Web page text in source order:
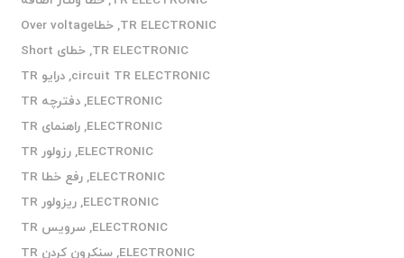
TR ELECTRONIC
,
خطاOver voltage
TR ELECTRONIC
,
خطای Short
circuit TR ELECTRONIC
,
درایو TR
ELECTRONIC
,
دفترچه TR
ELECTRONIC
,
راهنمای TR
ELECTRONIC
,
رزولور TR
ELECTRONIC
,
رفع خطا TR
ELECTRONIC
,
ریزولور TR
ELECTRONIC
,
سرویس TR
ELECTRONIC
,
سنکرون کردن TR